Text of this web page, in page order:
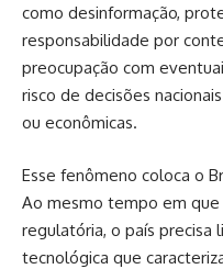
como desinformação,
responsabilidade por
preocupação com
risco de decisões
ou econômicas.
Esse fenômeno coloca o
Ao mesmo tempo em que
regulatória, o país precisa
tecnológica que